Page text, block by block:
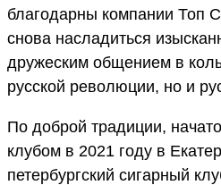
благодарны компании Топ
снова насладиться
дружеским общением в
русской революции, но и
По доброй традиции,
клубом в 2021 году в
петербургский сигарный